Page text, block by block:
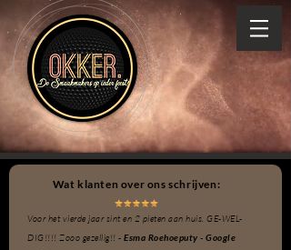
Wat klanten over ons schrijven:
Voor het vierde jaar sint en 2 pieten aan huis. GE-WEL-
DIG!!!! Zooo gezellig!! - Esma Roehoeputy - Google